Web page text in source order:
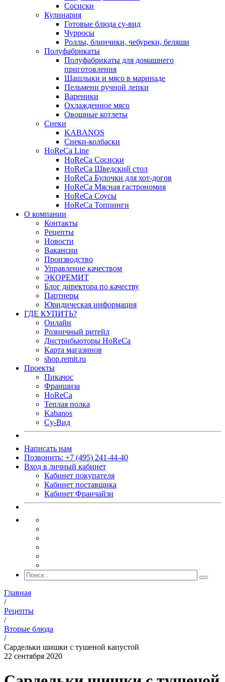
Сосиски
Кулинария
Готовые блюда су-вид
Чурросы
Роллы, блинчики, чебуреки, беляши
Полуфабрикаты
Полуфабрикаты для домашнего
приготовления
Шашлыки и мясо в маринаде
Пельмени ручной лепки
Вареники
Охлажденное мясо
Овощные котлеты
Снеки
KABANOS
Снеки-колбаски
HoReCa Line
HoReCa Сосиски
HoReCa Шведский стол
HoReCa Булочки для хот-догов
HoReCa Мясная гастрономия
HoReCa Соусы
HoReCa Топпинги
О компании
Контакты
Рецепты
Новости
Вакансии
Производство
Управление качеством
ЭКОРЕМИТ
Блог директора по качеству
Партнеры
Юридическая информация
ГДЕ КУПИТЬ?
Онлайн
Розничный ритейл
Дистрибьюторы HoReCa
Карта магазинов
shop.remit.ru
Проекты
Пикачос
Франшиза
HoReCa
Теплая полка
Kabanos
Су-Вид
Написать нам
Позвонить: +7 (495) 241-44-40
Вход в личный кабинет
Кабинет покупателя
Кабинет поставщика
Кабинет Франчайзи
Главная
/
Рецепты
/
Вторые блюда
/
Сардельки шишки с тушеной капустой
22 сентября 2020